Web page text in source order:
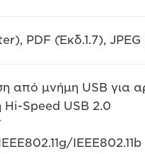
PDF (Έκδ.1.7),
από μνήμη USB για
Speed USB 2.0
IEEE802.11b